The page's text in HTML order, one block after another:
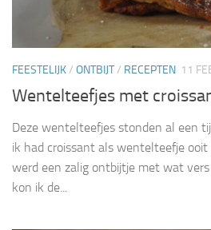
FEESTELIJK/ ONTBIJT/ RECEPTEN 11
Wentelteefjes met
Deze wentelteefjes stonden al een
ik had croissant als wentelteefje
werd een zalig ontbijtje met wat
kon ik de...